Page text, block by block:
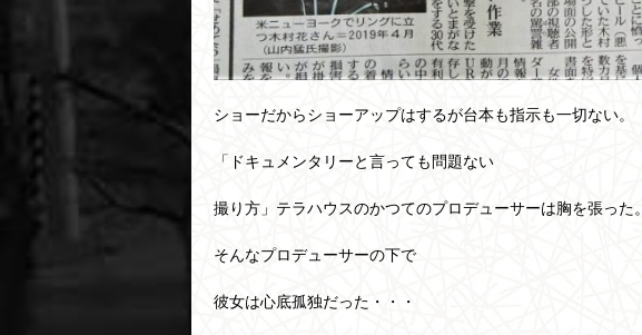
ショーだからショーアップはするが台本も指示も一切ない。
「ドキュメンタリーと言っても問題ない
撮り方」テラハウスのかつてのプロデューサーは胸を張った。
そんなプロデューサーの下で
彼女は心底孤独だった・・・